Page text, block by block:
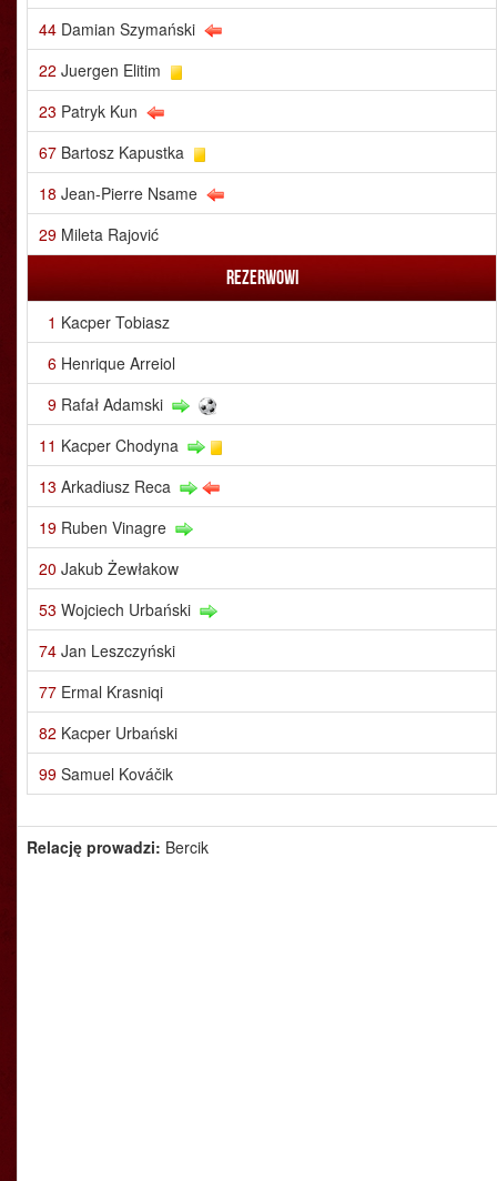
44 Damian Szymański
22 Juergen Elitim
23 Patryk Kun
67 Bartosz Kapustka
18 Jean-Pierre Nsame
29 Mileta Rajović
Rezerwowi
1 Kacper Tobiasz
6 Henrique Arreiol
9 Rafał Adamski
11 Kacper Chodyna
13 Arkadiusz Reca
19 Ruben Vinagre
20 Jakub Żewłakow
53 Wojciech Urbański
74 Jan Leszczyński
77 Ermal Krasniqi
82 Kacper Urbański
99 Samuel Kováčik
Relację prowadzi: Bercik